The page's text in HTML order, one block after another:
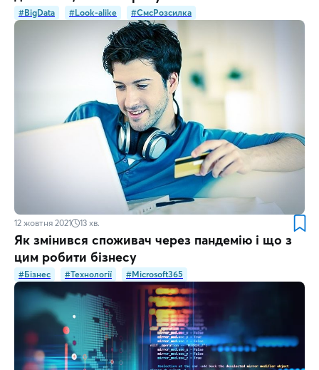
#BigData #Look-alike #СмсРозсилка
12 жовтня 2021 13 хв.
Як змінився споживач через пандемію і що з
цим робити бізнесу
#Бізнес #Технології #Microsoft365